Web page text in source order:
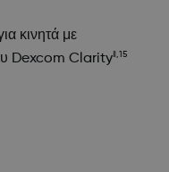
κινητά με
Dexcom Clarity‖,15